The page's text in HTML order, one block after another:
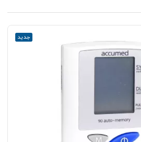
جدید